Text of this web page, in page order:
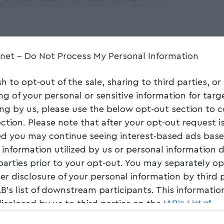
- Do Not Process My Personal Information
to opt-out of the sale, sharing to third parties, or
of your personal or sensitive information for
by us, please use the below opt-out section to
Please note that after your opt-out request is
you may continue seeing interest-based ads
information utilized by us or personal information
prior to your opt-out. You may separately
disclosure of your personal information by third
list of downstream participants. This
by us to third parties on the IAB’s List of
εξοπλισμού από
Ευγένειο
Νέας Αγχιάλου